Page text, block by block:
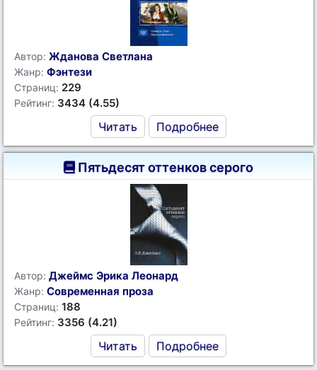
Автор: Жданова Светлана
Жанр: Фэнтези
Страниц: 229
Рейтинг: 3434 (4.55)
Читать Подробнее
Пятьдесят оттенков серого
Автор: Джеймс Эрика Леонард
Жанр: Современная проза
Страниц: 188
Рейтинг: 3356 (4.21)
Читать Подробнее